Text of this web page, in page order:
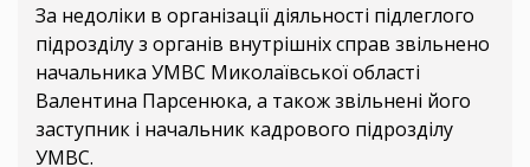
За недоліки в організації діяльності підлеглого
підрозділу з органів внутрішніх справ звільнено
начальника УМВС Миколаївської області
Валентина Парсенюка, а також звільнені його
заступник і начальник кадрового підрозділу
УМВС.